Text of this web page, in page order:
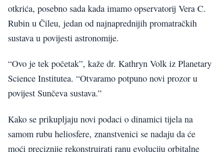
otkrića, posebno sada kada imamo opservatorij Vera C.
Rubin u Čileu, jedan od najnaprednijih promatračkih
sustava u povijesti astronomije.
“Ovo je tek početak”, kaže dr. Kathryn Volk iz Planetary
Science Institutea. “Otvaramo potpuno novi prozor u
povijest Sunčeva sustava.”
Kako se prikupljaju novi podaci o dinamici tijela na
samom rubu heliosfere, znanstvenici se nadaju da će
moći preciznije rekonstruirati ranu evoluciju orbitalne